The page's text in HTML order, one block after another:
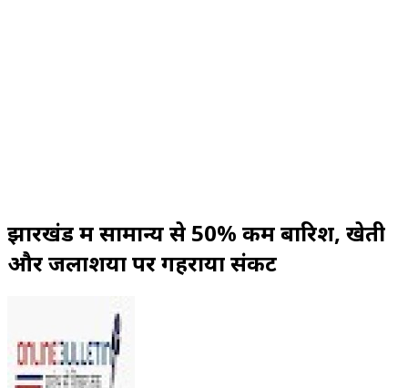
झारखंड में सामान्य से 50% कम बारिश, खेती
और जलाशयों पर गहराया संकट